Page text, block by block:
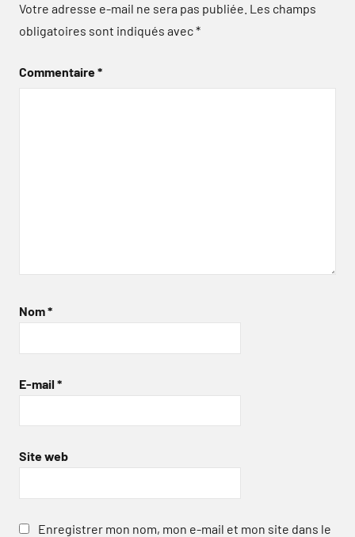
Votre adresse e-mail ne sera pas publiée. Les champs
obligatoires sont indiqués avec*
Commentaire*
Nom*
E-mail *
Site web
Enregistrer mon nom, mon e-mail et mon site dans le